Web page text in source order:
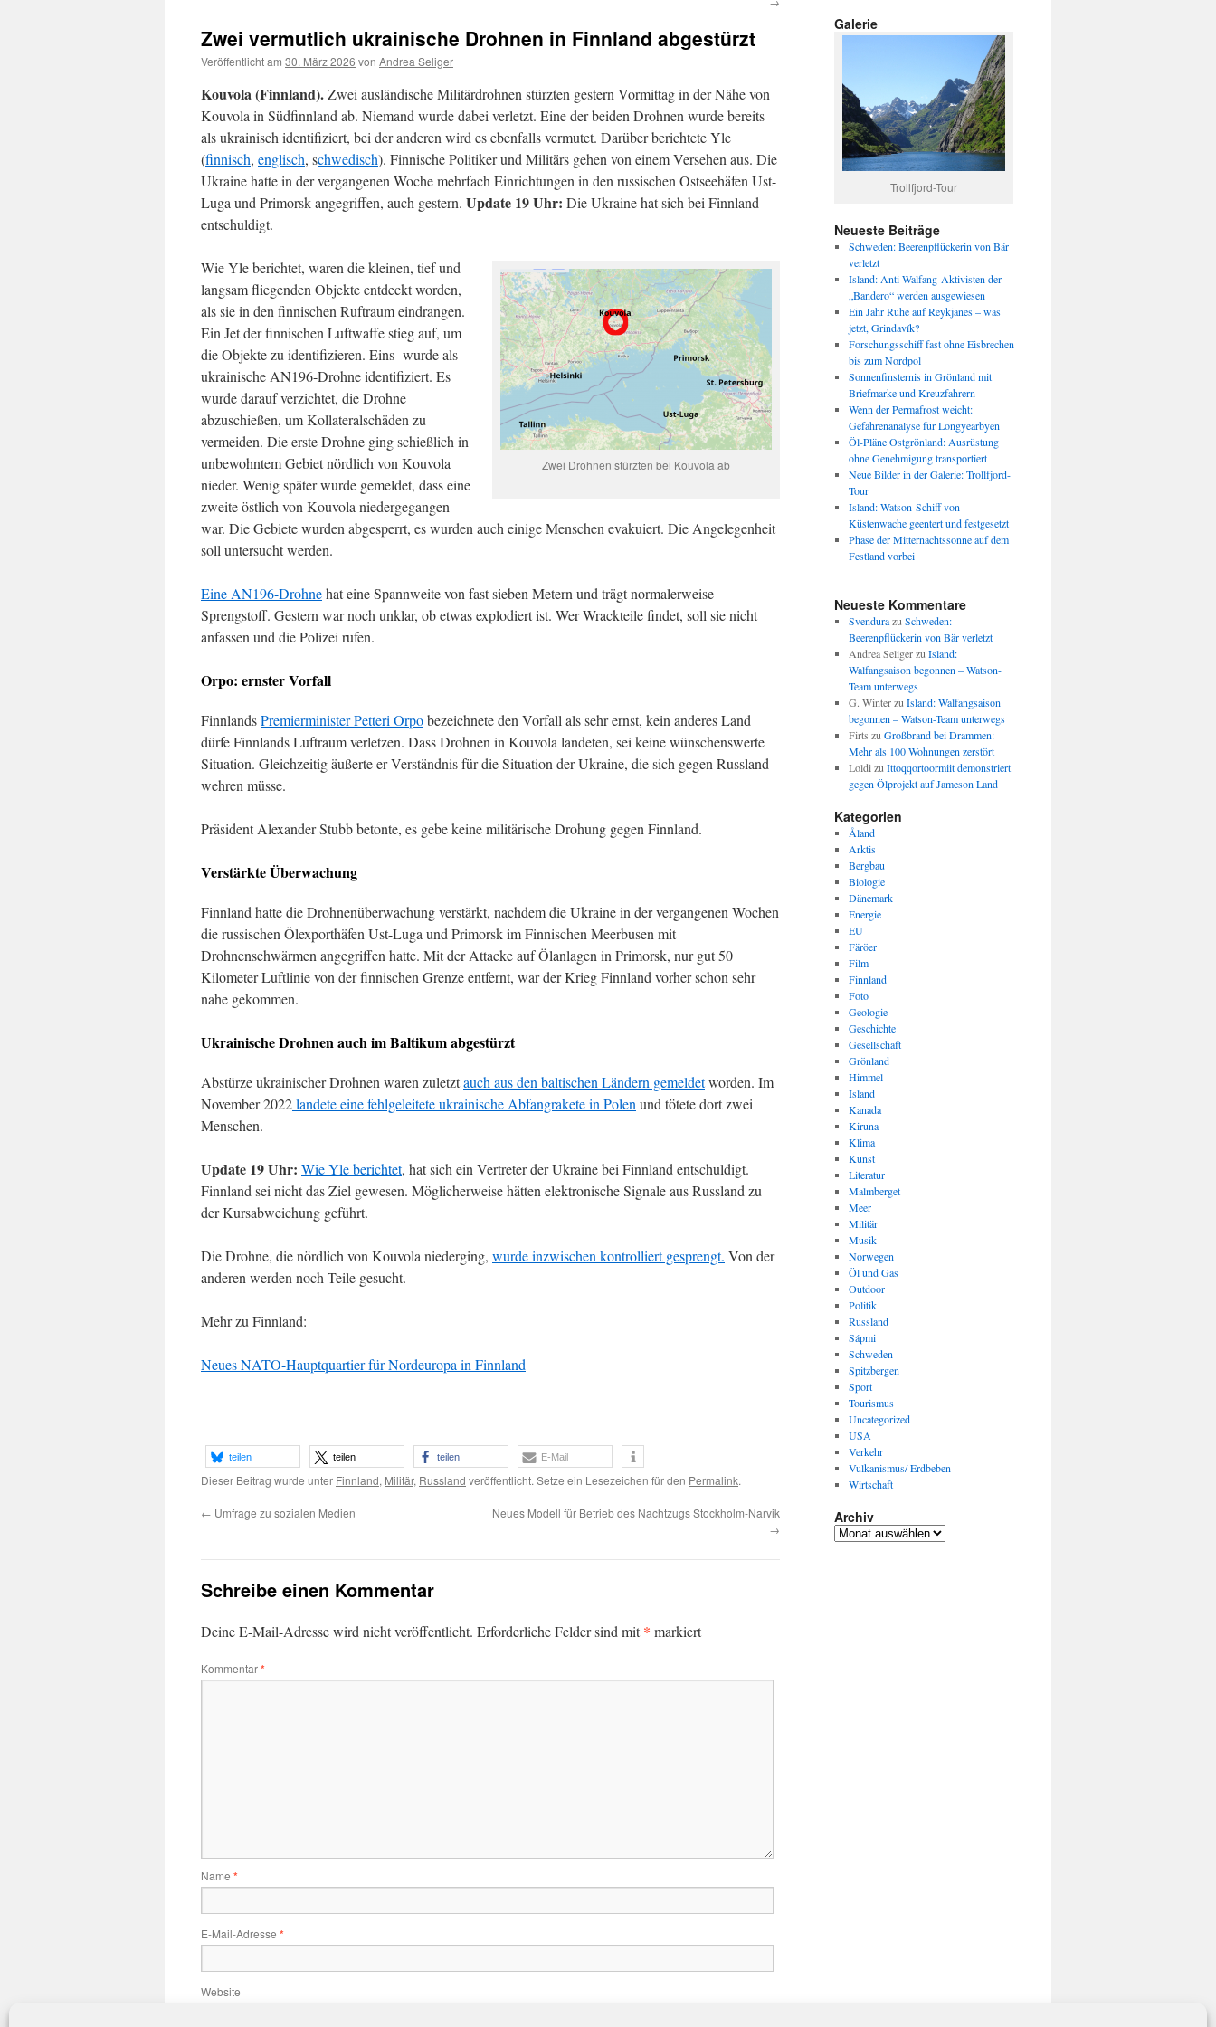
Zwei vermutlich ukrainische Drohnen in Finnland abgestürzt
Veröffentlicht am 30. März 2026 von Andrea Seliger
Kouvola (Finnland).Zwei ausländische Militärdrohnen stürzten gestern Vormittag in der Nähe von
Kouvola in Südfinnland ab. Niemand wurde dabei verletzt. Eine der beiden Drohnen wurde bereits
als ukrainisch identifiziert, bei der anderen wird es ebenfalls vermutet. Darüber berichtete Yle
(finnisch, englisch, schwedisch). Finnische Politiker und Militärs gehen von einem Versehen aus. Die
Ukraine hatte in der vergangenen Woche mehrfach Einrichtungen in den russischen Ostseehäfen Ust-
Luga und Primorsk angegriffen, auch gestern. Update 19 Uhr: Die Ukraine hat sich bei Finnland
entschuldigt.
Zwei Drohnen stürzten bei Kouvola ab
Wie Yle berichtet, waren die kleinen, tief und
langsam fliegenden Objekte entdeckt worden,
als sie in den finnischen Ruftraum eindrangen.
Ein Jet der finnischen Luftwaffe stieg auf, um
die Objekte zu identifizieren. Eins wurde als
ukrainische AN196-Drohne identifiziert. Es
wurde darauf verzichtet, die Drohne
abzuschießen, um Kollateralschäden zu
vermeiden. Die erste Drohne ging schießlich in
unbewohntem Gebiet nördlich von Kouvola
nieder. Wenig später wurde gemeldet, dass eine
zweite östlich von Kouvola niedergegangen
war. Die Gebiete wurden abgesperrt, es wurden auch einige Menschen evakuiert. Die Angelegenheit
soll untersucht werden.
Eine AN196-Drohnehat eine Spannweite von fast sieben Metern und trägt normalerweise
Sprengstoff. Gestern war noch unklar, ob etwas explodiert ist. Wer Wrackteile findet, soll sie nicht
anfassen und die Polizei rufen.
Orpo: ernster Vorfall
FinnlandsPremierminister Petteri Orpobezeichnete den Vorfall als sehr ernst, kein anderes Land
dürfe Finnlands Luftraum verletzen. Dass Drohnen in Kouvola landeten, sei keine wünschenswerte
Situation. Gleichzeitig äußerte er Verständnis für die Situation der Ukraine, die sich gegen Russland
wehren müsse.
Präsident Alexander Stubb betonte, es gebe keine militärische Drohung gegen Finnland.
Verstärkte Überwachung
Finnland hatte die Drohnenüberwachung verstärkt, nachdem die Ukraine in der vergangenen Wochen
die russischen Ölexporthäfen Ust-Luga und Primorsk im Finnischen Meerbusen mit
Drohnenschwärmen angegriffen hatte. Mit der Attacke auf Ölanlagen in Primorsk, nur gut 50
Kilometer Luftlinie von der finnischen Grenze entfernt, war der Krieg Finnland vorher schon sehr
nahe gekommen.
Ukrainische Drohnen auch im Baltikum abgestürzt
Abstürze ukrainischer Drohnen waren zuletztauch aus den baltischen Ländern gemeldetworden. Im
November 2022landete eine fehlgeleitete ukrainische Abfangrakete in Polen und tötete dort zwei
Menschen.
Update 19 Uhr: Wie Yle berichtet, hat sich ein Vertreter der Ukraine bei Finnland entschuldigt.
Finnland sei nicht das Ziel gewesen. Möglicherweise hätten elektronische Signale aus Russland zu
der Kursabweichung geführt.
Die Drohne, die nördlich von Kouvola niederging, wurde inzwischen kontrolliert gesprengt. Von der
anderen werden noch Teile gesucht.
Mehr zu Finnland:
Neues NATO-Hauptquartier für Nordeuropa in Finnland
teilen teilen teilen E-Mail
Dieser Beitrag wurde unter Finnland, Militär, Russland veröffentlicht. Setze ein Lesezeichen für den Permalink.
← Umfrage zu sozialen Medien
Neues Modell für Betrieb des Nachtzugs Stockholm-Narvik
→
Schreibe einen Kommentar
Deine E-Mail-Adresse wird nicht veröffentlicht. Erforderliche Felder sind mit* markiert
Kommentar*
Name *
E-Mail-Adresse *
Website
Galerie
Trollfjord-Tour
Neueste Beiträge
Schweden: Beerenpflückerin von Bär
verletzt
Island: Anti-Walfang-Aktivisten der
„Bandero“ werden ausgewiesen
Ein Jahr Ruhe auf Reykjanes – was
jetzt, Grindavík?
Forschungsschiff fast ohne Eisbrechen
bis zum Nordpol
Sonnenfinsternis in Grönland mit
Briefmarke und Kreuzfahrern
Wenn der Permafrost weicht:
Gefahrenanalyse für Longyearbyen
Öl-Pläne Ostgrönland: Ausrüstung
ohne Genehmigung transportiert
Neue Bilder in der Galerie: Trollfjord-
Tour
Island: Watson-Schiff von
Küstenwache geentert und festgesetzt
Phase der Mitternachtssonne auf dem
Festland vorbei
Neueste Kommentare
Svendurazu Schweden:
Beerenpflückerin von Bär verletzt
Andrea Seligerzu Island:
Walfangsaison begonnen – Watson-
Team unterwegs
G. Winterzu Island: Walfangsaison
begonnen – Watson-Team unterwegs
Firts zu Großbrand bei Drammen:
Mehr als 100 Wohnungen zerstört
Loldi zu Ittoqqortoormiit demonstriert
gegen Ölprojekt auf Jameson Land
Kategorien
Åland
Arktis
Bergbau
Biologie
Dänemark
Energie
EU
Färöer
Film
Finnland
Foto
Geologie
Geschichte
Gesellschaft
Grönland
Himmel
Island
Kanada
Kiruna
Klima
Kunst
Literatur
Malmberget
Meer
Militär
Musik
Norwegen
Öl und Gas
Outdoor
Politik
Russland
Sápmi
Schweden
Spitzbergen
Sport
Tourismus
Uncategorized
USA
Verkehr
Vulkanismus/ Erdbeben
Wirtschaft
Archiv
Archiv